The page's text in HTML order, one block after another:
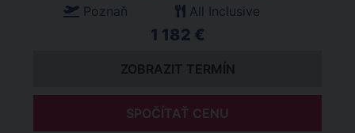
Poznaň
All Inclusive
1 182 €
ZOBRAZIT TERMÍN
SPOČÍTAŤ CENU